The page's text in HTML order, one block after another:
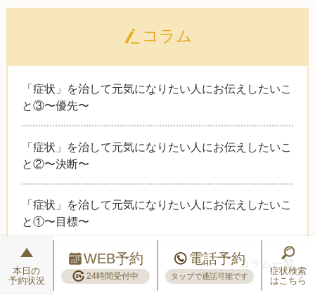
コラム
「症状」を治して元気になりたい人にお伝えしたいこ
と③〜優先〜
「症状」を治して元気になりたい人にお伝えしたいこ
と②〜決断〜
「症状」を治して元気になりたい人にお伝えしたいこ
と①〜目標〜
>>コラム一覧
本日の
予約状況
WEB予約
24時間受付中
電話予約
タップで通話可能です
症状検索
はこちら